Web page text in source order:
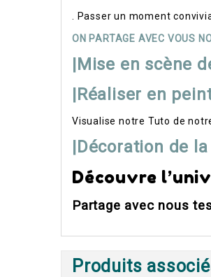
. Passer un moment
ON PARTAGE AVEC VOUS
|Mise en scène
|Réaliser en
Visualise notre Tuto de
|Décoration de
Découvre
Partage avec nous
Produits